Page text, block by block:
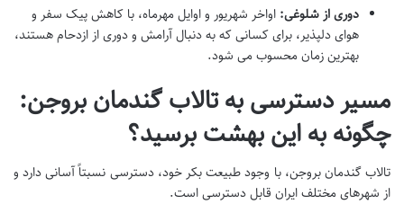
دوری از شلوغی: اواخر شهریور و اوایل مهرماه، با کاهش پیک سفر و
هوای دلپذیر، برای کسانی که به دنبال آرامش و دوری از ازدحام هستند،
بهترین زمان محسوب می شود.
مسیر دسترسی به تالاب گندمان بروجن:
چگونه به این بهشت برسید؟
تالاب گندمان بروجن، با وجود طبیعت بکر خود، دسترسی نسبتاً آسانی دارد و
از شهرهای مختلف ایران قابل دسترسی است.